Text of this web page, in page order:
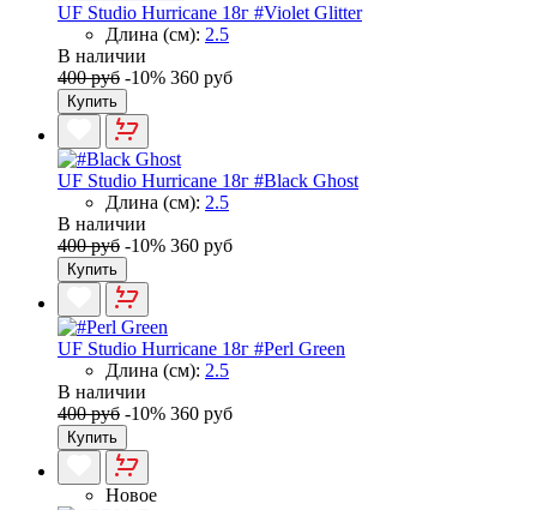
UF Studio Hurricane 18г #Violet Glitter
Длина (см): 2.5
В наличии
400 руб -10% 360 руб
Купить
UF Studio Hurricane 18г #Black Ghost
Длина (см): 2.5
В наличии
400 руб -10% 360 руб
Купить
UF Studio Hurricane 18г #Perl Green
Длина (см): 2.5
В наличии
400 руб -10% 360 руб
Купить
Новое